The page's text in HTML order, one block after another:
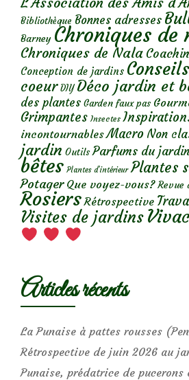
Bibliothèque Bonnes adresses
Barney Chroniques
Chroniques de Nala
Conception de jardins Conseils
coeur DIY Déco jardin et
des plantes Garden faux pas
Grimpantes Insectes
incontournables Macro Non
jardin Outils Parfums du jardin
bêtes Plantes d’intérieur Plantes
Potager Que voyez-vous? Revue
Rosiers Rétrospective
Visites de jardins
Articles récents
La Punaise à pattes rousses
Rétrospective de juin 2026 au
Punaise, prédatrice de pucerons